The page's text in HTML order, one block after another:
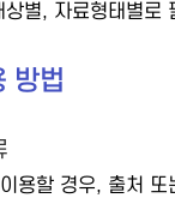
별, 자료형태별
방법
용할 경우, 출처